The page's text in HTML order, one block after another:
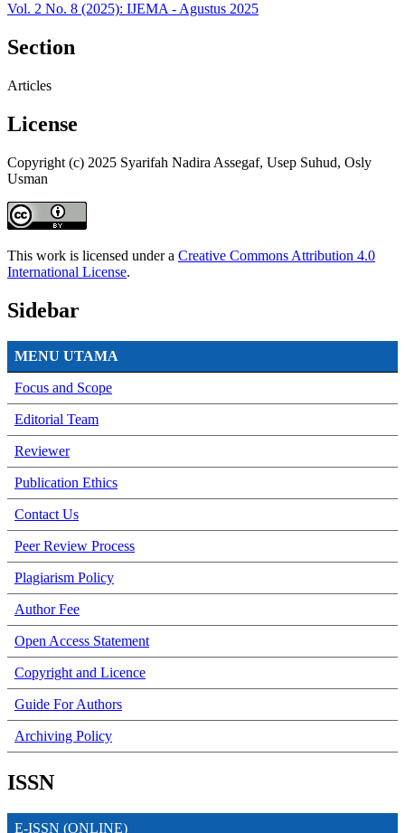
Vol. 2 No. 8 (2025): IJEMA - Agustus 2025
Section
Articles
License
Copyright (c) 2025 Syarifah Nadira Assegaf, Usep Suhud, Osly
Usman
This work is licensed under a Creative Commons Attribution 4.0
International License.
Sidebar
MENU UTAMA
Focus and Scope
Editorial Team
Reviewer
Publication Ethics
Contact Us
Peer Review Process
Plagiarism Policy
Author Fee
Open Access Statement
Copyright and Licence
Guide For Authors
Archiving Policy
ISSN
E-ISSN (ONLINE)